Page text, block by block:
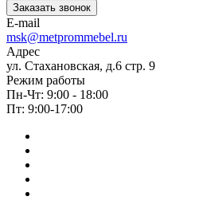
Заказать звонок
E-mail
msk@metprommebel.ru
Адрес
ул. Стахановская, д.6 стр. 9
Режим работы
Пн-Чт: 9:00 - 18:00
Пт: 9:00-17:00